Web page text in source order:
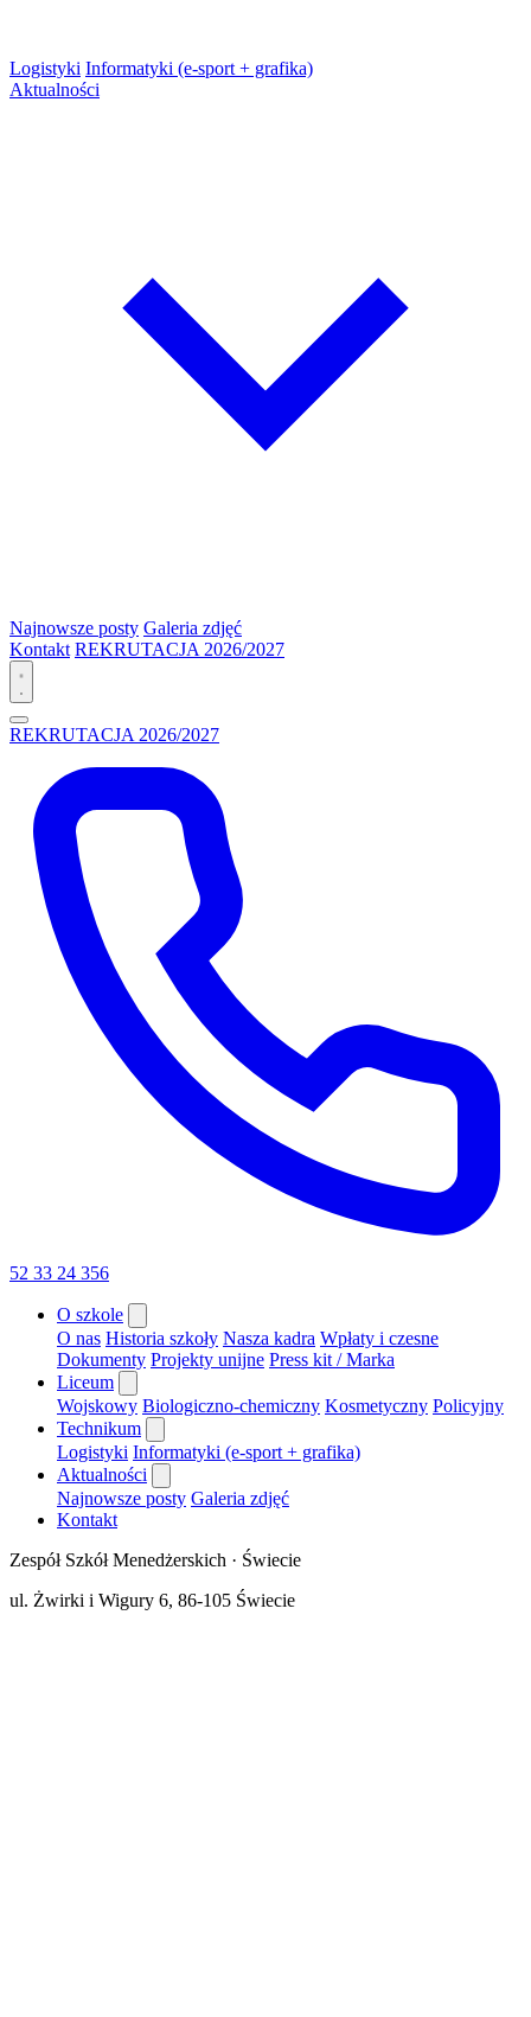
Logistyki Informatyki (e-sport + grafika)
Aktualności
Najnowsze posty Galeria zdjęć
Kontakt REKRUTACJA 2026/2027
REKRUTACJA 2026/2027
52 33 24 356
O szkole
O nas Historia szkoły Nasza kadra Wpłaty i czesne
Dokumenty Projekty unijne Press kit / Marka
Liceum
Wojskowy Biologiczno-chemiczny Kosmetyczny Policyjny
Technikum
Logistyki Informatyki (e-sport + grafika)
Aktualności
Najnowsze posty Galeria zdjęć
Kontakt
Zespół Szkół Menedżerskich · Świecie
ul. Żwirki i Wigury 6, 86-105 Świecie